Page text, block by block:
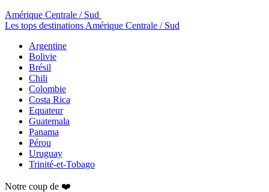
Amérique Centrale / Sud
Les tops destinations Amérique Centrale / Sud
Argentine
Bolivie
Brésil
Chili
Colombie
Costa Rica
Equateur
Guatemala
Panama
Pérou
Uruguay
Trinité-et-Tobago
Notre coup de ❤️